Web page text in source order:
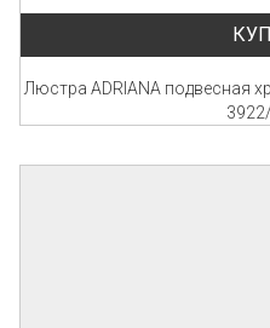
Люстра ADRIANA подвесная